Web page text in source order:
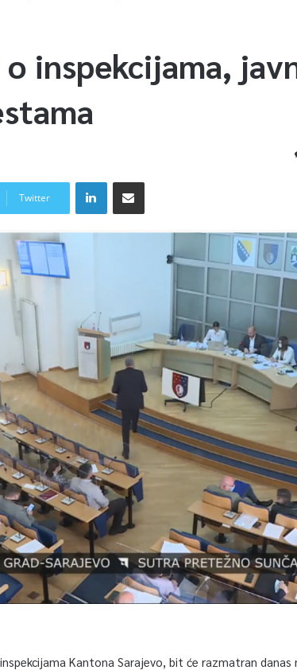
inspekcijama,
Twitter
Kantona Sarajevo, bit će razmatran danas